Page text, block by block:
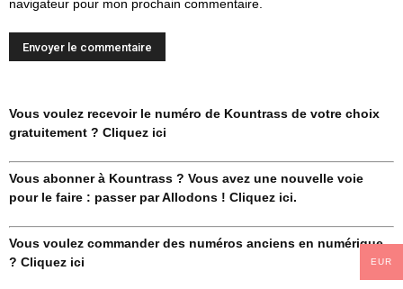
navigateur pour mon prochain commentaire.
Vous voulez recevoir le numéro de Kountrass de votre choix
gratuitement ? Cliquez ici
Vous abonner à Kountrass ? Vous avez une nouvelle voie
pour le faire : passer par Allodons ! Cliquez ici.
Vous voulez commander des numéros anciens en numérique
? Cliquez ici
EUR